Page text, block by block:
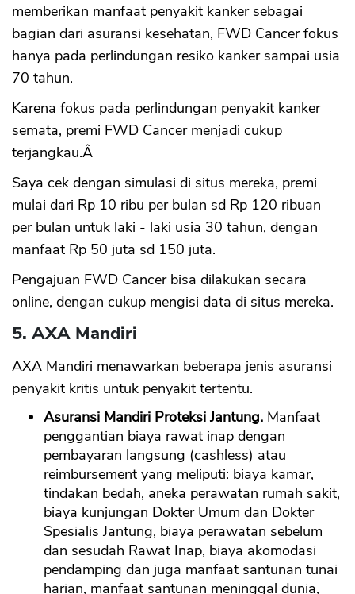
memberikan manfaat penyakit kanker sebagai
bagian dari asuransi kesehatan, FWD Cancer fokus
hanya pada perlindungan resiko kanker sampai usia
70 tahun.
Karena fokus pada perlindungan penyakit kanker
semata, premi FWD Cancer menjadi cukup
terjangkau.Â
Saya cek dengan simulasi di situs mereka, premi
mulai dari Rp 10 ribu per bulan sd Rp 120 ribuan
per bulan untuk laki - laki usia 30 tahun, dengan
manfaat Rp 50 juta sd 150 juta.
Pengajuan FWD Cancer bisa dilakukan secara
online, dengan cukup mengisi data di situs mereka.
5. AXA Mandiri
AXA Mandiri menawarkan beberapa jenis asuransi
penyakit kritis untuk penyakit tertentu.
Asuransi Mandiri Proteksi Jantung. Manfaat
penggantian biaya rawat inap dengan
pembayaran langsung (cashless) atau
reimbursement yang meliputi: biaya kamar,
tindakan bedah, aneka perawatan rumah sakit,
biaya kunjungan Dokter Umum dan Dokter
Spesialis Jantung, biaya perawatan sebelum
dan sesudah Rawat Inap, biaya akomodasi
pendamping dan juga manfaat santunan tunai
harian, manfaat santunan meninggal dunia,